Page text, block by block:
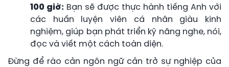
100 giờ: Bạn sẽ được thực hành tiếng Anh với
các huấn luyện viên cá nhân giàu kinh
nghiệm, giúp bạn phát triển kỹ năng nghe, nói,
đọc và viết một cách toàn diện.
Đừng để rào cản ngôn ngữ cản trở sự nghiệp của